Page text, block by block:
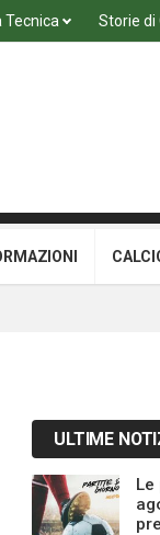
Tecnica Storie di
ULTIME